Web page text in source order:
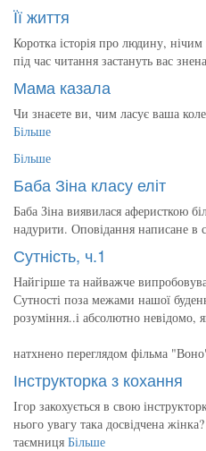
Її життя
Коротка історія про людину,
під час читання застануть вас
Мама казала
Чи знаєете ви, чим ласує ваша
Більше
Більше
Баба Зіна класу еліт
Баба Зіна виявилася аферисткою
надурити. Оповідання написане в
Сутність, ч.1
Найгірше та найважче
Сутності поза межами нашої
розуміння..і абсолютно невідомо,
натхнено переглядом фільма
Інструкторка з кохання
Ігор закохується в свою
нього увагу така досвідчена
таємниця Більше